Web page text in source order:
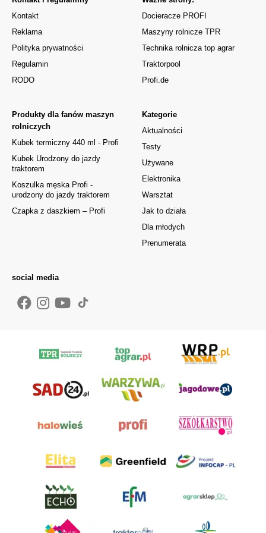
Kontakt
Reklama
Polityka prywatności
Regulamin
RODO
Kategorie
Aktualności
Testy
Używane
Elektronika
Warsztat
Jak to działa
Dla młodych
Prenumerata
Produkty dla fanów maszyn
rolniczych
Kubek termiczny 440 ml - Profi
Kubek Urodzony do jazdy
traktorem
Koszulka męska Profi -
urodzony do jazdy traktorem
Czapka z daszkiem – Profi
Docieracze PROFI
Maszyny rolnicze TPR
Technika rolnicza top agrar
Traktorpool
Profi.de
social media